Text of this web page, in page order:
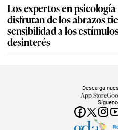
Los expertos en
disfrutan de los abrazos
sensibilidad a los
desinterés
Descarga
App Store